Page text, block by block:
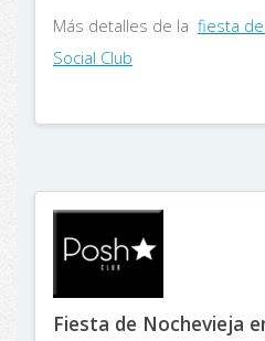
Más detalles de la fiesta
Social Club
Fiesta de Nochevieja